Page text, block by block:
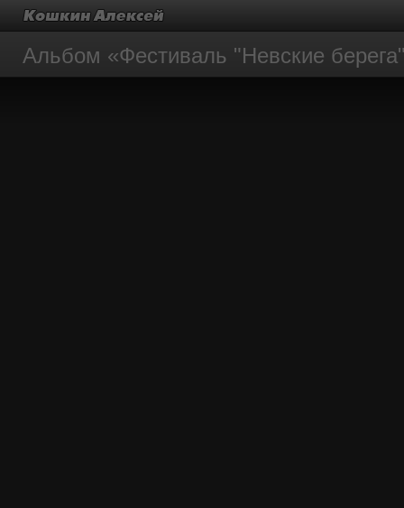
Альбом «Фестиваль "Невские